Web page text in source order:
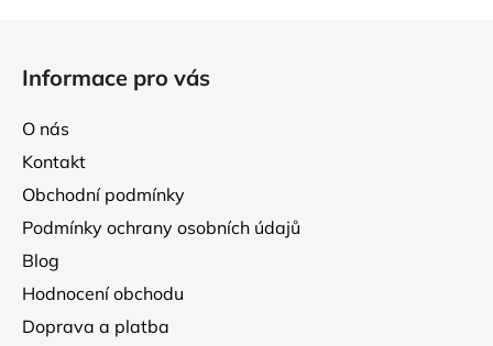
Informace pro vás
O nás
Kontakt
Obchodní podmínky
Podmínky ochrany osobních údajů
Blog
Hodnocení obchodu
Doprava a platba